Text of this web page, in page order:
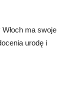
ma swoje
urodę i